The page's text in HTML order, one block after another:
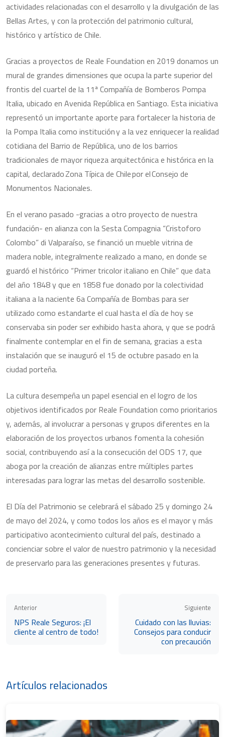
actividades relacionadas con el desarrollo y la divulgación de las
Bellas Artes, y con la protección del patrimonio cultural,
histórico y artístico de Chile.
Gracias a proyectos de Reale Foundation en 2019 donamos un
mural de grandes dimensiones que ocupa la parte superior del
frontis del cuartel de la 11ª Compañía de Bomberos Pompa
Italia, ubicado en Avenida República en Santiago. Esta iniciativa
representó un importante aporte para fortalecer la historia de
la Pompa Italia como institución y a la vez enriquecer la realidad
cotidiana del Barrio de República, uno de los barrios
tradicionales de mayor riqueza arquitectónica e histórica en la
capital, declarado Zona Típica de Chile por el Consejo de
Monumentos Nacionales.
En el verano pasado -gracias a otro proyecto de nuestra
fundación- en alianza con la Sesta Compagnia “Cristoforo
Colombo” di Valparaíso, se financió un mueble vitrina de
madera noble, integralmente realizado a mano, en donde se
guardó el histórico “Primer tricolor italiano en Chile” que data
del año 1848 y que en 1858 fue donado por la colectividad
italiana a la naciente 6a Compañía de Bombas para ser
utilizado como estandarte el cual hasta el día de hoy se
conservaba sin poder ser exhibido hasta ahora, y que se podrá
finalmente contemplar en el fin de semana, gracias a esta
instalación que se inauguró el 15 de octubre pasado en la
ciudad porteña.
La cultura desempeña un papel esencial en el logro de los
objetivos identificados por Reale Foundation como prioritarios
y, además, al involucrar a personas y grupos diferentes en la
elaboración de los proyectos urbanos fomenta la cohesión
social, contribuyendo así a la consecución del ODS 17, que
aboga por la creación de alianzas entre múltiples partes
interesadas para lograr las metas del desarrollo sostenible.
El Día del Patrimonio se celebrará el sábado 25 y domingo 24
de mayo del 2024, y como todos los años es el mayor y más
participativo acontecimiento cultural del país, destinado a
concienciar sobre el valor de nuestro patrimonio y la necesidad
de preservarlo para las generaciones presentes y futuras.
Anterior
NPS Reale Seguros: ¡El
cliente al centro de todo!
Siguiente
Cuidado con las lluvias:
Consejos para conducir
con precaución
Artículos relacionados